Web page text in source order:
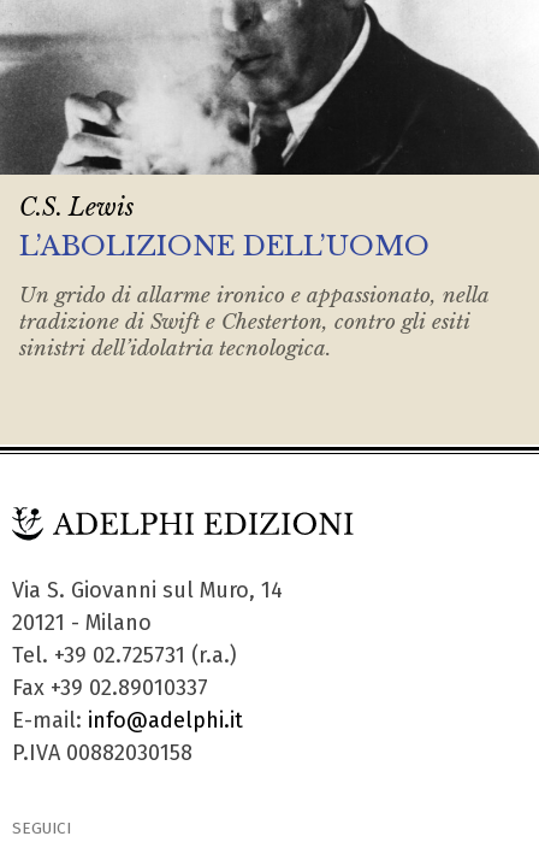
C.S. Lewis
L’ABOLIZIONE DELL’UOMO
Un grido di allarme ironico e appassionato, nella
tradizione di Swift e Chesterton, contro gli esiti
sinistri dell’idolatria tecnologica.
Via S. Giovanni sul Muro, 14
20121 - Milano
Tel. +39 02.725731 (r.a.)
Fax +39 02.89010337
E-mail: info@adelphi.it
P.IVA 00882030158
SEGUICI